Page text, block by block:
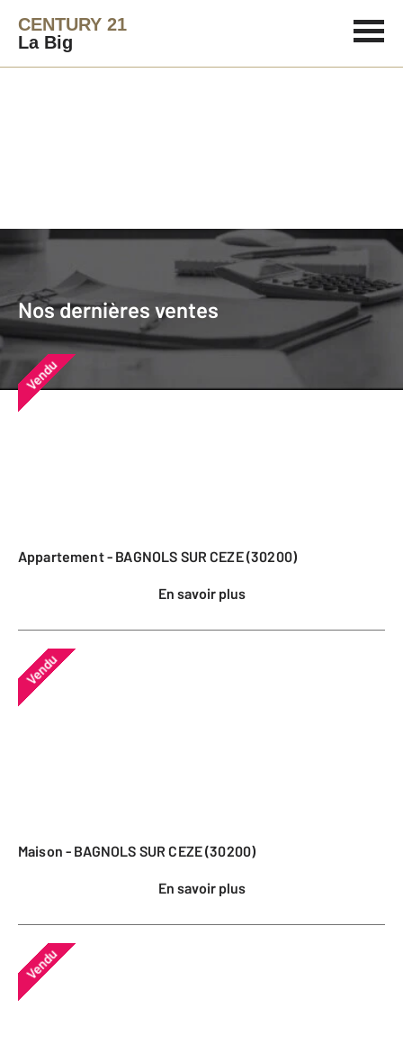
CENTURY 21
La Big
Nos dernières ventes
Nos dernières ventes
Nos derniers biens vendus près de
chez vous
Vendu
Appartement - BAGNOLS SUR CEZE (30200)
En savoir plus
Vendu
Maison - BAGNOLS SUR CEZE (30200)
En savoir plus
Vendu